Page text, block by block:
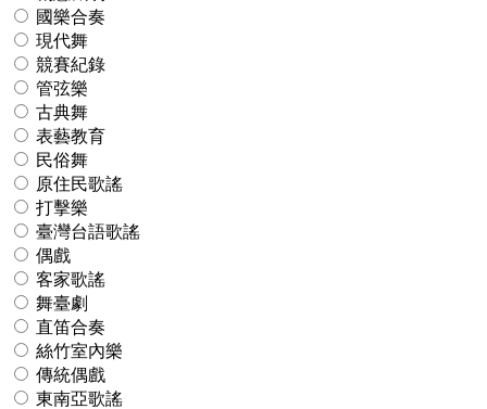
國樂合奏
現代舞
競賽紀錄
管弦樂
古典舞
表藝教育
民俗舞
原住民歌謠
打擊樂
臺灣台語歌謠
偶戲
客家歌謠
舞臺劇
直笛合奏
絲竹室內樂
傳統偶戲
東南亞歌謠